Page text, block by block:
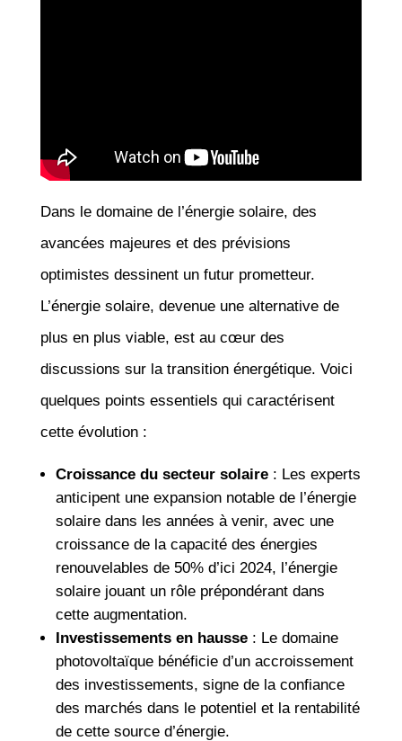
Dans le domaine de l’énergie solaire, des
avancées majeures et des prévisions
optimistes dessinent un futur prometteur.
L’énergie solaire, devenue une alternative de
plus en plus viable, est au cœur des
discussions sur la transition énergétique. Voici
quelques points essentiels qui caractérisent
cette évolution :
Croissance du secteur solaire: Les experts
anticipent une expansion notable de l’énergie
solaire dans les années à venir, avec une
croissance de la capacité des énergies
renouvelables de 50% d’ici 2024, l’énergie
solaire jouant un rôle prépondérant dans
cette augmentation.
Investissements en hausse: Le domaine
photovoltaïque bénéficie d’un accroissement
des investissements, signe de la confiance
des marchés dans le potentiel et la rentabilité
de cette source d’énergie.